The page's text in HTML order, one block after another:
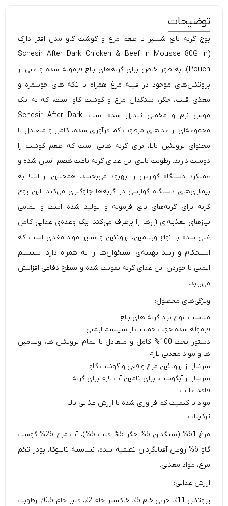
توضیحات
پوچ گربه بالغ شسیر با طعم مرغ و گوشت گاو مدل افتر دارک
(
Schesir After Dark Chicken & Beef in Mousse 80G in
Pouch)، به طور خاص برای گربه‌های بالغ فرموله شده و غنی از
پروتئین‌های موجود در فیله مرغ همراه با تکه های خوشمزه و
مغذی قلب، جگر، سنگدان مرغ و گوشت گاو است، که به یک
موس نرم و مخملی تبدیل شده است. Schesir After Dark
مجموعه‌ای از غذاهای مرطوب کم فرآوری شده، کامل و متعادل با
محتوای پروتئین بالا، برای گربه هایی است که طعم گوشت را
دوست دارند. رطوبت بالای این غذای گربه باعث هضم آسان شده و
عملکرد دستگاه گوارش را بهبود می‌بخشد. همچنین از ابتلا به
بیماری‌های دستگاه گوارشی در گربه‌ها جلوگیری می‌کند. این پوچ
گربه برای گربه‌های بالغ فرموله و تولید شده است و تمامی
نیاز‌های تغذیه‌ای آن‌ها را برطرف می‌کند. یک وعده‌ی غذایی کامل
غنی شده با انواع ویتامین، پروتئین و سایر مواد مغذی است که
استحکام و رشد بهینه‌ی استخوان‌ها را به همراه دارد. سیستم
ایمنی با خوردن این غذای گربه تقویت شده و سطح دفاعی افزایش
می‌یابد.
ویژگی‌های محصول:
مناسب انواع نژاد گربه های بالغ
فرموله شده جهت حمایت از سیستم ایمنی
دستور پخت 100% کامل و متعادل با تمام پروتئین ها، ویتامین
ها و مواد معدنی لازم
سرشار از پروتئین مرغ واقعی و گوشت گاو
سرشار از آبگوشت، برای تامین آب لازم برای گربه
فاقد غلات
مواد با کیفیت کم فرآوری شده با ارزش غذایی بالا
ترکیبات:
مرغ 61% (سنگدان 5% جگر 5% قلب 5%)، آب مرغ 26% گوشت
گاو 6% روغن آفتابگردان تصفیه شده، نشاسته تاپیوکا، پودر تخم
مرغ، مواد معدنی.
ارزش غذایی:
پروتئین 11٪، چربی خام 5٪، خاکستر خام 2٪، فیبر خام 0.5٪. رطوبت